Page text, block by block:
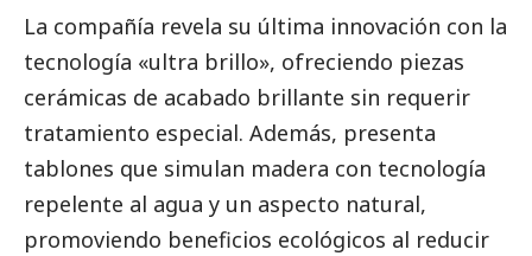
La compañía revela su última innovación con la
tecnología «ultra brillo», ofreciendo piezas
cerámicas de acabado brillante sin requerir
tratamiento especial. Además, presenta
tablones que simulan madera con tecnología
repelente al agua y un aspecto natural,
promoviendo beneficios ecológicos al reducir